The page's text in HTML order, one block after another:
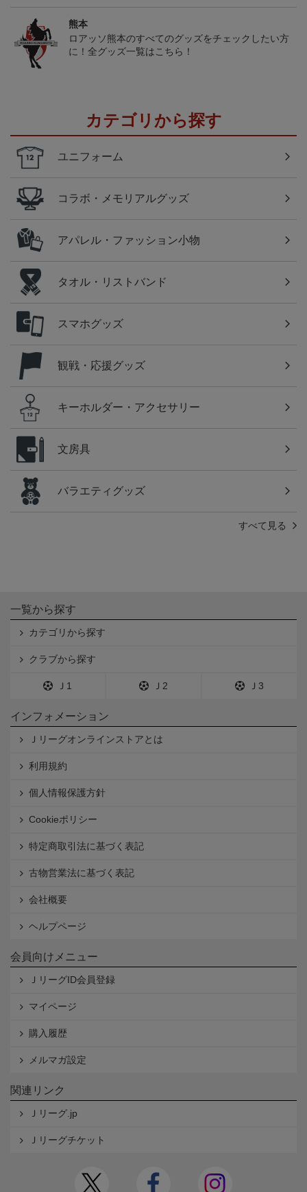
熊本
ロアッソ熊本のすべてのグッズをチェックしたい方
に！全グッズ一覧はこちら！
カテゴリから探す
ユニフォーム
コラボ・メモリアルグッズ
アパレル・ファッション小物
タオル・リストバンド
スマホグッズ
観戦・応援グッズ
キーホルダー・アクセサリー
文房具
バラエティグッズ
すべて見る
一覧から探す
カテゴリから探す
クラブから探す
Ｊ1 Ｊ2 Ｊ3
インフォメーション
Ｊリーグオンラインストアとは
利用規約
個人情報保護方針
Cookieポリシー
特定商取引法に基づく表記
古物営業法に基づく表記
会社概要
ヘルプページ
会員向けメニュー
ＪリーグID会員登録
マイページ
購入履歴
メルマガ設定
関連リンク
Ｊリーグ.jp
Ｊリーグチケット